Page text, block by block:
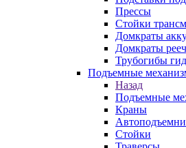
Прессы
Стойки
Домкраты
Домкраты
Трубогибы
Подъемные
Назад
Подъемные
Краны
Стойки